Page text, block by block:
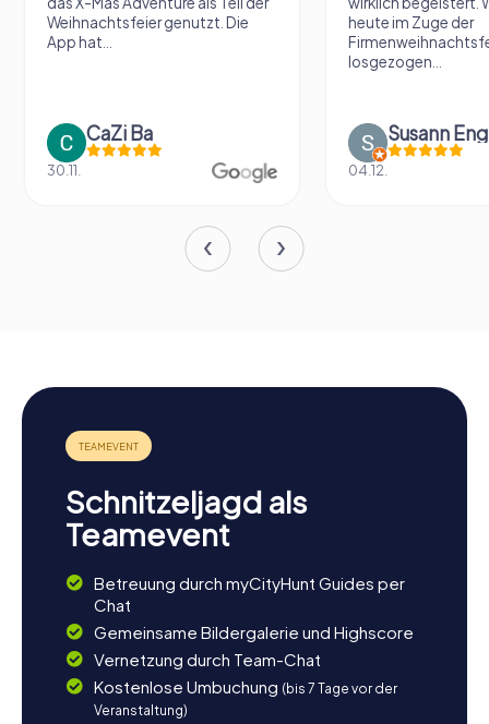
Weihnachtsfeier genutzt. Die
App hat...
CaZi Ba
30.11.
heute im Zuge der
losgezogen...
Susann
04.12.
Schnitzeljagd als
Teamevent
Betreuung durch myCityHunt Guides per
Chat
Gemeinsame Bildergalerie und Highscore
Vernetzung durch Team-Chat
Kostenlose Umbuchung (bis 7 Tage vor der
Veranstaltung)